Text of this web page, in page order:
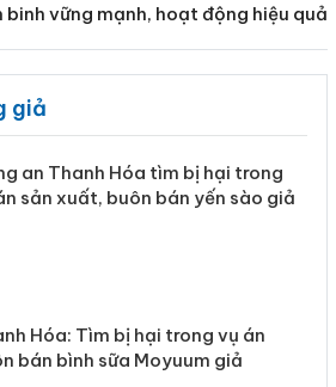
binh vững mạnh, hoạt động hiệu quả
giả
bị hại trong
yến sào giả
vụ án
giả
Lào
mại